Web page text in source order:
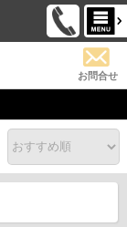
お問合せ